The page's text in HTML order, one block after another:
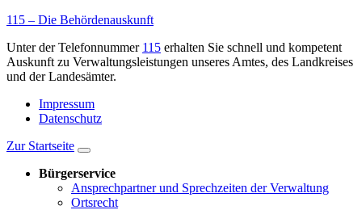
115 – Die Behördenauskunft
Unter der Telefonnummer 115 erhalten Sie schnell und kompetent
Auskunft zu Verwaltungsleistungen unseres Amtes, des Landkreises
und der Landesämter.
Impressum
Datenschutz
Zur Startseite
Bürgerservice
Ansprechpartner und Sprechzeiten der Verwaltung
Ortsrecht